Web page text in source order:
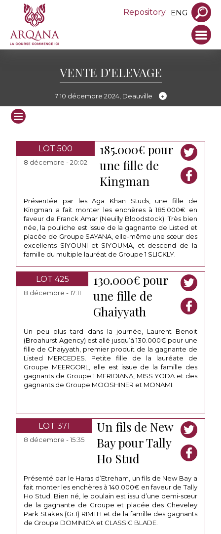
Repository ENG
VENTE D'ELEVAGE
7 10 décembre 2024, Deauville
LOT 500
8 décembre - 20:02
185.000€ pour
une fille de
Kingman
Présentée par les Aga Khan Studs, une fille de
Kingman a fait monter les enchères à 185.000€ en
faveur de Franck Amar (Neuilly Bloodstock). Très bien
née, la pouliche est issue de la gagnante de Listed et
placée de Groupe SAYANA, elle-même une sœur des
excellents SIYOUNI et SIYOUMA, et descend de la
famille du multiple lauréat de Groupe 1 SLICKLY.
LOT 425
8 décembre - 17:11
130.000€ pour
une fille de
Ghaiyyath
Un peu plus tard dans la journée, Laurent Benoit
(Broahurst Agency) est allé jusqu’à 130.000€ pour une
fille de Ghaiyyath, premier produit de la gagnante de
Listed MERCEDES. Petite fille de la lauréate de
Groupe MEERGORL, elle est issue de la famille des
gagnants de Groupe 1 MERIDIANA, MISS YODA et des
gagnants de Groupe MOOSHINER et MONAMI.
LOT 371
8 décembre - 15:35
Un fils de New
Bay pour Tally
Ho Stud
Présenté par le Haras d’Etreham, un fils de New Bay a
fait monter les enchères à 140.000€ en faveur de Tally
Ho Stud. Bien né, le poulain est issu d’une demi-sœur
de la gagnante de Groupe et placée des Cheveley
Park Stakes (Gr.1) RIMTH et de la famille des gagnants
de Groupe DOMINICA et CLASSIC BLADE.